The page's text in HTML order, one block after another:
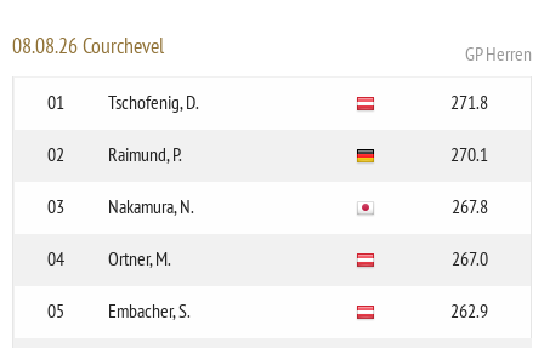
08.08.26 Courchevel
GP Herren
01
Tschofenig, D. 271.8
02 Raimund, P. 270.1
03 Nakamura, N. 267.8
04 Ortner, M. 267.0
05 Embacher, S. 262.9